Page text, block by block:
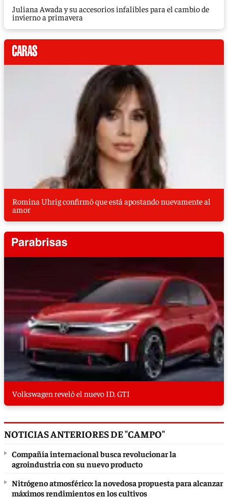
Juliana Awada y su accesorios infalibles para el cambio de
invierno a primavera
Romina Uhrig confirmó que está apostando nuevamente al
amor
Volkswagen reveló el nuevo ID. GTI
NOTICIAS ANTERIORES DE "CAMPO"
Compañía internacional busca revolucionar la
agroindustria con su nuevo producto
Nitrógeno atmosférico: la novedosa propuesta para alcanzar
máximos rendimientos en los cultivos